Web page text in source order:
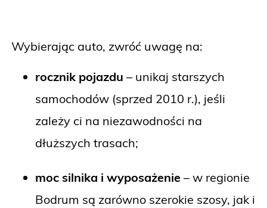
Wybierając auto, zwróć uwagę na:
rocznik pojazdu – unikaj starszych
samochodów (sprzed 2010 r.), jeśli
zależy ci na niezawodności na
dłuższych trasach;
moc silnika i wyposażenie – w regionie
Bodrum są zarówno szerokie szosy, jak i